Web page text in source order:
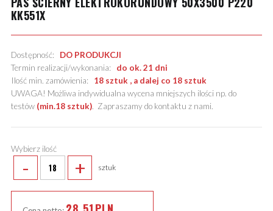
KK551X
Dostępność: DO PRODUKCJI
Termin realizacji/wykonania: do ok. 21 dni
Ilość min. zamówienia: 18 sztuk , a dalej co 18 sztuk
UWAGA! Możliwa indywidualna wycena mniejszych ilości np. do
testów (min.18 sztuk). Zapraszamy do kontaktu z nami.
Wybierz ilość
- + sztuk